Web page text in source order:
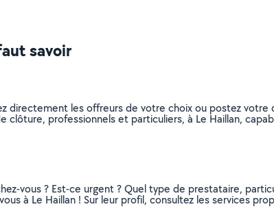
savoir
directement les offreurs de votre choix ou postez
clôture, professionnels et particuliers, à Le Haillan,
vous ? Est-ce urgent ? Quel type de prestataire,
à Le Haillan ! Sur leur profil, consultez les services